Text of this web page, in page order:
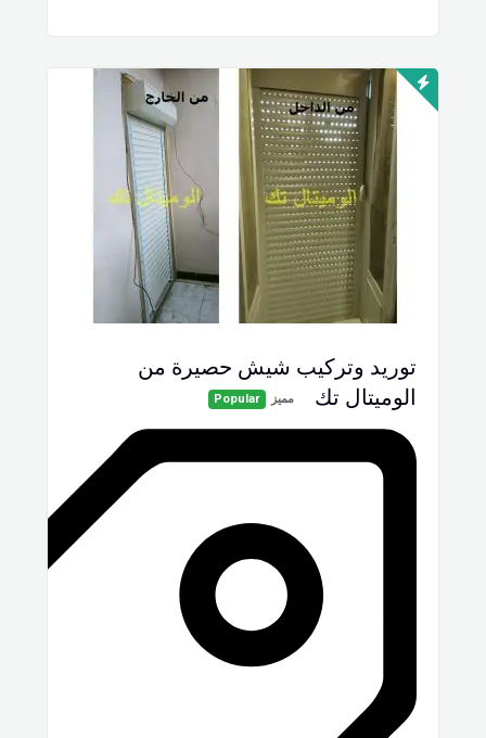
توريد وتركيب شيش حصيرة من
الوميتال تك
مميز Popular